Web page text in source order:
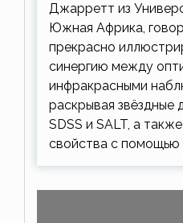
Джарретт из
Южная Африка,
прекрасно
синергию между
инфракрасными
раскрывая
SDSS и SALT, а
свойства с помощью